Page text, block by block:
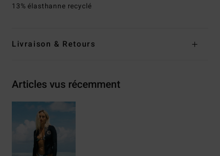
13% élasthanne recyclé
Livraison & Retours
Articles vus récemment